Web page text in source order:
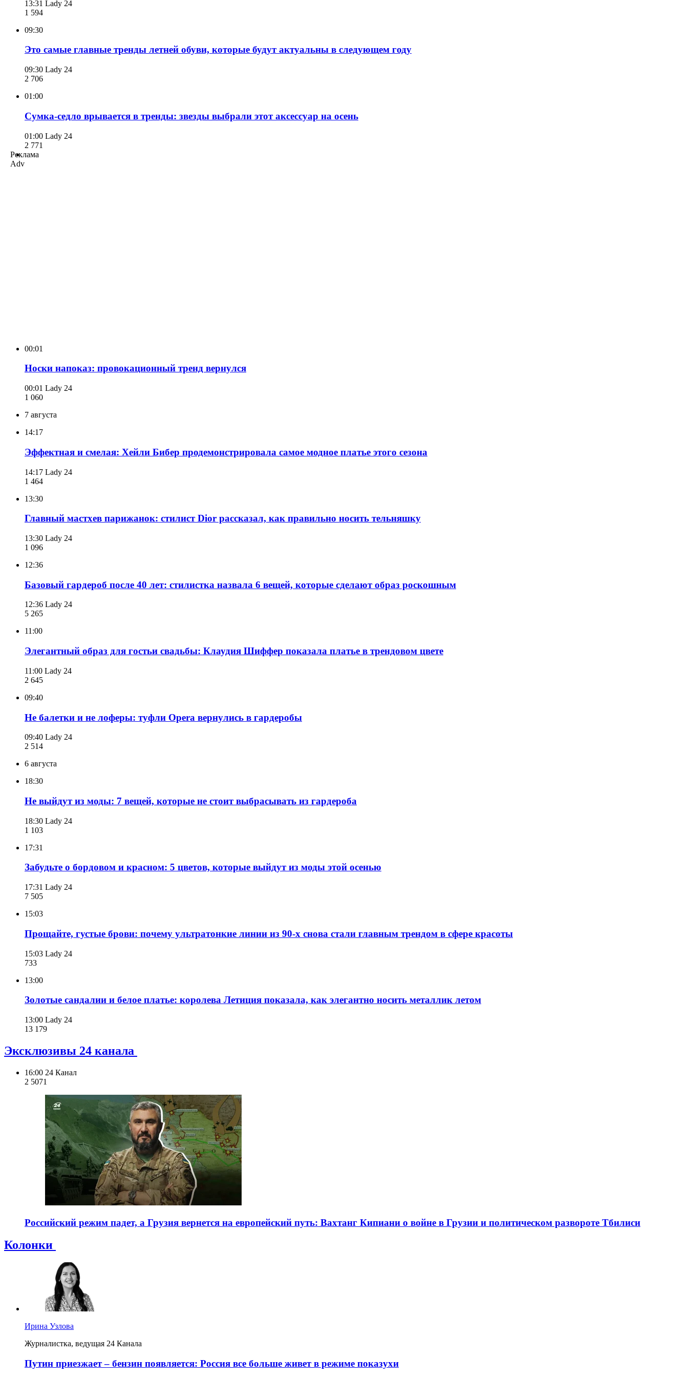
13:31 Lady 24
1 594
09:30
Это самые главные тренды летней обуви, которые будут актуальны в следующем году
09:30 Lady 24
2 706
01:00
Сумка-седло врывается в тренды: звезды выбрали этот аксессуар на осень
01:00 Lady 24
2 771
Реклама
Adv
00:01
Носки напоказ: провокационный тренд вернулся
00:01 Lady 24
1 060
7 августа
14:17
Эффектная и смелая: Хейли Бибер продемонстрировала самое модное платье этого сезона
14:17 Lady 24
1 464
13:30
Главный мастхев парижанок: стилист Dior рассказал, как правильно носить тельняшку
13:30 Lady 24
1 096
12:36
Базовый гардероб после 40 лет: стилистка назвала 6 вещей, которые сделают образ роскошным
12:36 Lady 24
5 265
11:00
Элегантный образ для гостьи свадьбы: Клаудия Шиффер показала платье в трендовом цвете
11:00 Lady 24
2 645
09:40
Не балетки и не лоферы: туфли Opera вернулись в гардеробы
09:40 Lady 24
2 514
6 августа
18:30
Не выйдут из моды: 7 вещей, которые не стоит выбрасывать из гардероба
18:30 Lady 24
1 103
17:31
Забудьте о бордовом и красном: 5 цветов, которые выйдут из моды этой осенью
17:31 Lady 24
7 505
15:03
Прощайте, густые брови: почему ультратонкие линии из 90-х снова стали главным трендом в сфере красоты
15:03 Lady 24
733
13:00
Золотые сандалии и белое платье: королева Летиция показала, как элегантно носить металлик летом
13:00 Lady 24
13 179
Эксклюзивы 24 канала
16:00 24 Канал
2 5071
Российский режим падет, а Грузия вернется на европейский путь: Вахтанг Кипиани о войне в Грузии и политическом развороте Тбилиси
Колонки
Ирина Узлова
Журналистка, ведущая 24 Канала
Путин приезжает – бензин появляется: Россия все больше живет в режиме показухи